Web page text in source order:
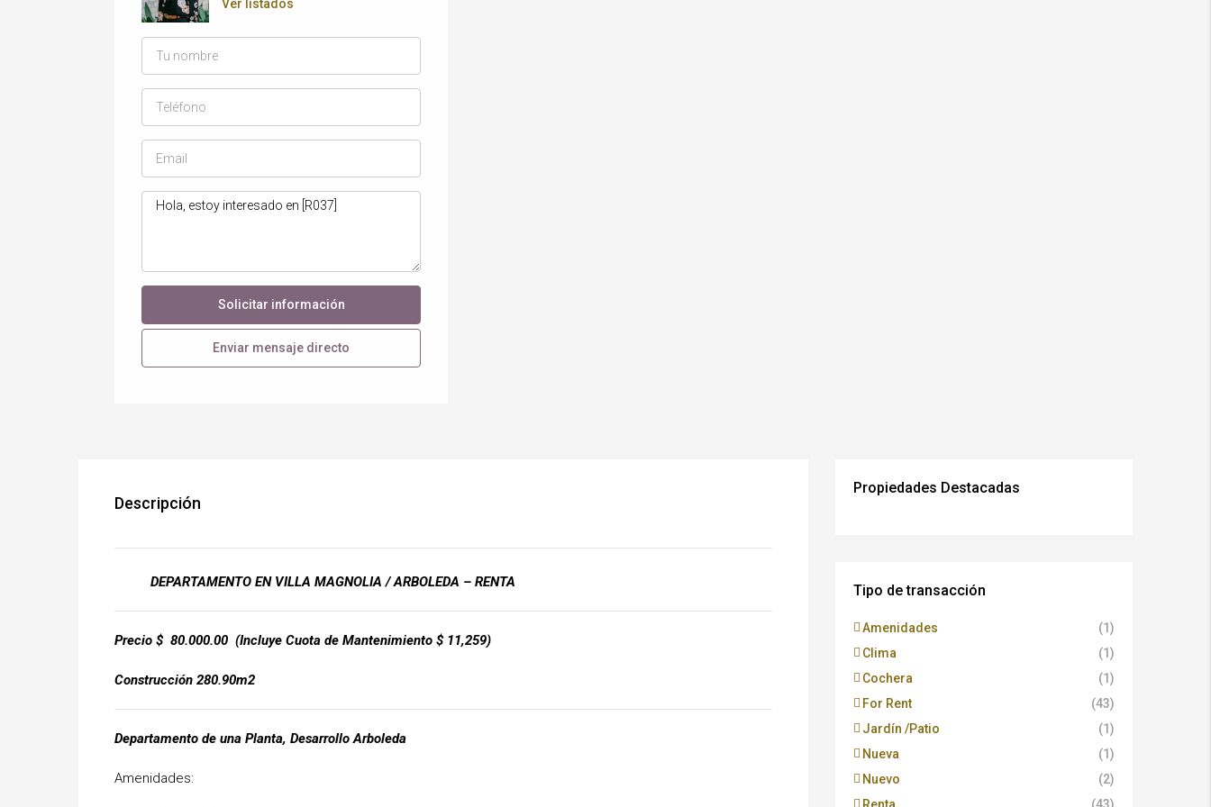
Ver listados
Solicitar información
Enviar mensaje directo
Descripción
DEPARTAMENTO EN VILLA MAGNOLIA / ARBOLEDA – RENTA
Precio $ 80.000.00 (Incluye Cuota de Mantenimiento $ 11,259)
Construcción 280.90m2
Departamento de una Planta, Desarrollo Arboleda
Amenidades:
Propiedades Destacadas
Tipo de transacción
Amenidades
(1)
Clima
(1)
Cochera
(1)
For Rent
(43)
Jardín /Patio
(1)
Nueva
(1)
Nuevo
(2)